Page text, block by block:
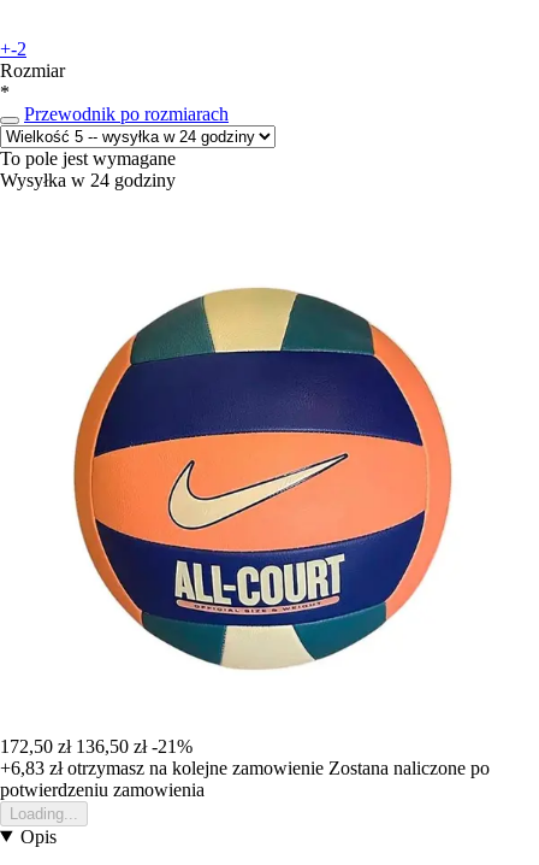
+-2
Rozmiar
*
Przewodnik po rozmiarach
To pole jest wymagane
Wysyłka w 24 godziny
172,50 zł 136,50 zł -21%
+6,83 złotrzymasz na kolejne zamowienie Zostana naliczone po
potwierdzeniu zamowienia
Loading...
Opis